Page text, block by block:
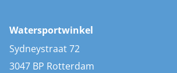
AIS transponders
Stootwillen en fenders
Bootkussens
Watersportwinkel
Sydneystraat 72
3047 BP Rotterdam